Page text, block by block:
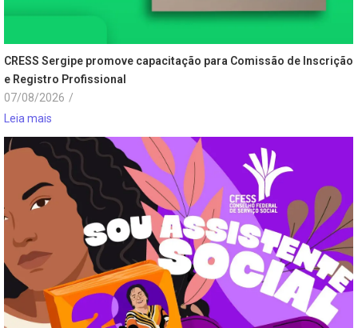
CRESS Sergipe promove capacitação para Comissão de Inscrição
e Registro Profissional
07/08/2026 /
Leia mais